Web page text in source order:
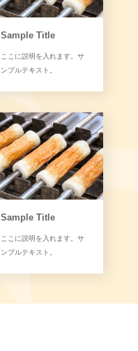
Sample Title
ここに説明を入れます。サ
ンプルテキスト。
Sample Title
ここに説明を入れます。サ
ンプルテキスト。